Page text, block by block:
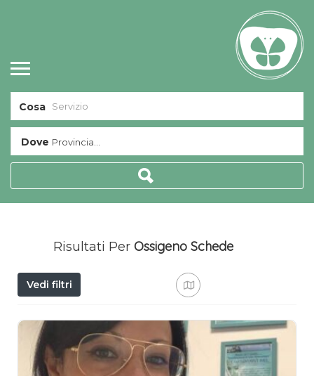
Cosa
Dove Provincia...
Risultati Per Ossigeno Schede
Vedi filtri